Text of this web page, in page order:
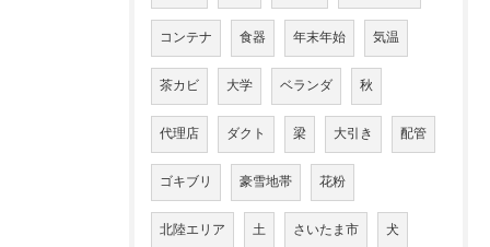
コンテナ 食器 年末年始 気温
茶カビ 大学 ベランダ 秋
代理店 ダクト 梁 大引き 配管
ゴキブリ 豪雪地帯 花粉
北陸エリア 土 さいたま市 犬